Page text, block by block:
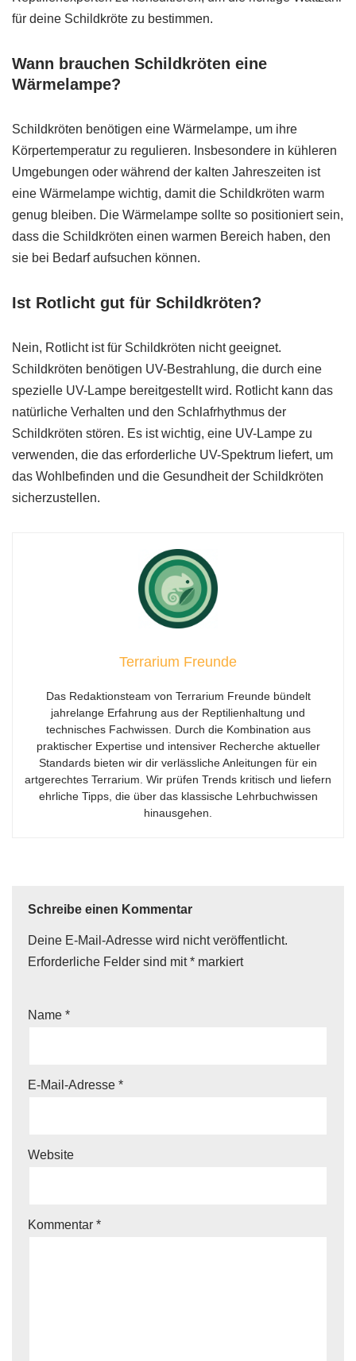
für deine Schildkröte zu bestimmen.
Wann brauchen Schildkröten eine
Wärmelampe?
Schildkröten benötigen eine Wärmelampe, um ihre
Körpertemperatur zu regulieren. Insbesondere in kühleren
Umgebungen oder während der kalten Jahreszeiten ist
eine Wärmelampe wichtig, damit die Schildkröten warm
genug bleiben. Die Wärmelampe sollte so positioniert sein,
dass die Schildkröten einen warmen Bereich haben, den
sie bei Bedarf aufsuchen können.
Ist Rotlicht gut für Schildkröten?
Nein, Rotlicht ist für Schildkröten nicht geeignet.
Schildkröten benötigen UV-Bestrahlung, die durch eine
spezielle UV-Lampe bereitgestellt wird. Rotlicht kann das
natürliche Verhalten und den Schlafrhythmus der
Schildkröten stören. Es ist wichtig, eine UV-Lampe zu
verwenden, die das erforderliche UV-Spektrum liefert, um
das Wohlbefinden und die Gesundheit der Schildkröten
sicherzustellen.
Terrarium Freunde
Das Redaktionsteam von Terrarium Freunde bündelt
jahrelange Erfahrung aus der Reptilienhaltung und
technisches Fachwissen. Durch die Kombination aus
praktischer Expertise und intensiver Recherche aktueller
Standards bieten wir dir verlässliche Anleitungen für ein
artgerechtes Terrarium. Wir prüfen Trends kritisch und liefern
ehrliche Tipps, die über das klassische Lehrbuchwissen
hinausgehen.
Schreibe einen Kommentar
Deine E-Mail-Adresse wird nicht veröffentlicht.
Erforderliche Felder sind mit* markiert
Name *
E-Mail-Adresse *
Website
Kommentar *